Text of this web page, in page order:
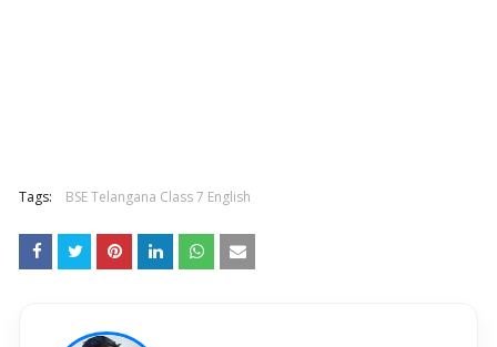
Tags: BSE Telangana Class 7 English